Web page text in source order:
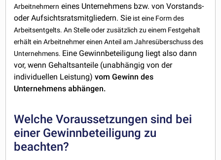
Arbeitnehmern eines Unternehmens bzw. von Vorstands-
oder Aufsichtsratsmitgliedern. Sie ist eine Form des
Arbeitsentgelts. An Stelle oder zusätzlich zu einem Festgehalt
erhält ein Arbeitnehmer einen Anteil am Jahresüberschuss des
Unternehmens. Eine Gewinnbeteiligung liegt also dann
vor, wenn Gehaltsanteile (unabhängig von der
individuellen Leistung)vom Gewinn des
Unternehmens abhängen.
Welche Voraussetzungen sind bei
einer Gewinnbeteiligung zu
beachten?